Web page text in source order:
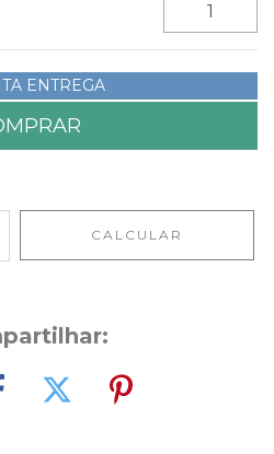
ENTREGA
CALCULAR